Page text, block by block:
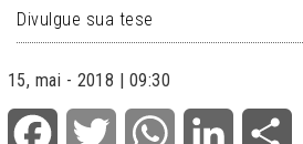
Divulgue sua tese
15, mai - 2018 | 09:30
Facebook Twitter WhatsApp LinkedIn